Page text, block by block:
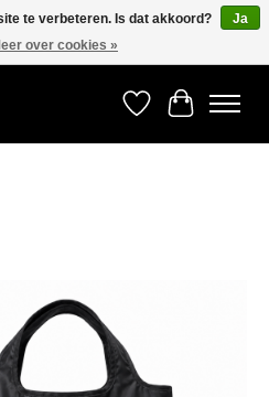
Viking Obstacle Run!
Verlanglijst
te verbeteren. Is dat akkoord?
Ja
over cookies »